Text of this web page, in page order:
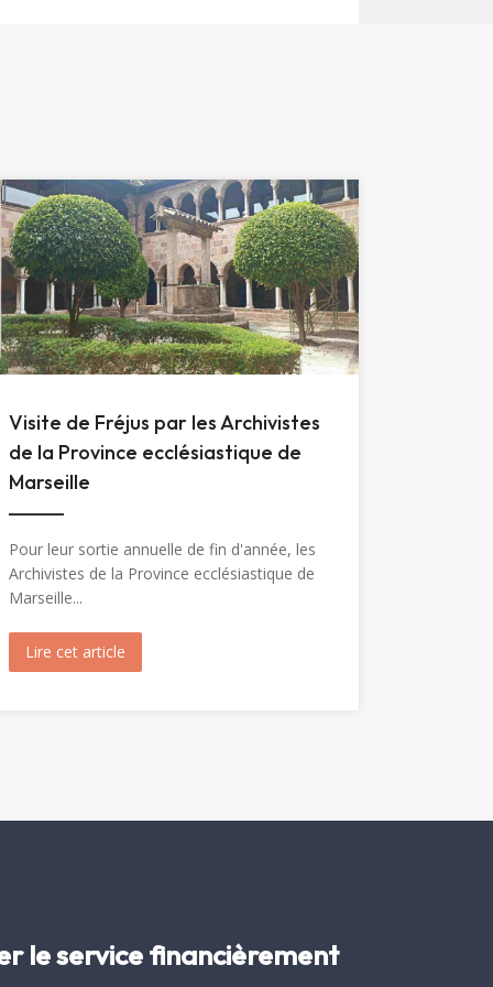
Visite de Fréjus par les Archivistes
de la Province ecclésiastique de
Marseille
Pour leur sortie annuelle de fin d'année, les
Archivistes de la Province ecclésiastique de
Marseille...
Lire cet article
le service financièrement